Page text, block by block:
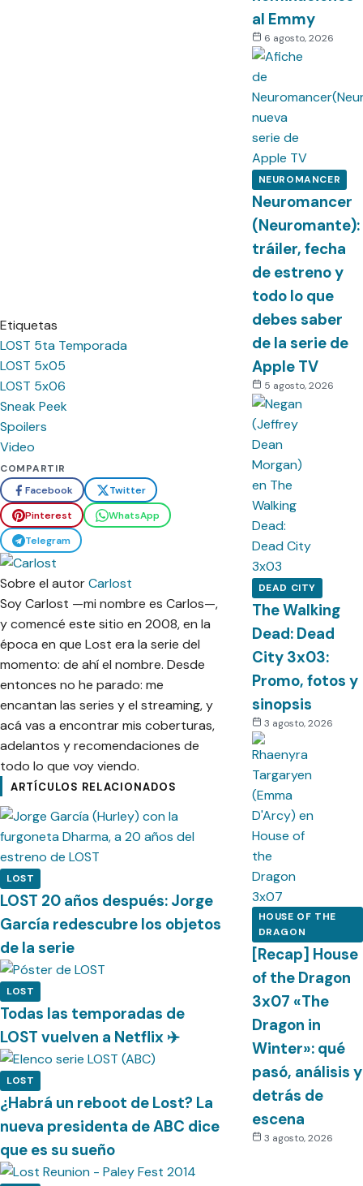
Etiquetas
LOST 5ta Temporada
LOST 5x05
LOST 5x06
Sneak Peek
Spoilers
Video
COMPARTIR
Facebook
Twitter
Pinterest
WhatsApp
Telegram
Sobre el autorCarlost
Soy Carlost —mi nombre es Carlos—,
y comencé este sitio en 2008, en la
época en que Lost era la serie del
momento: de ahí el nombre. Desde
entonces no he parado: me
encantan las series y el streaming, y
acá vas a encontrar mis coberturas,
adelantos y recomendaciones de
todo lo que voy viendo.
ARTÍCULOS RELACIONADOS
LOST
LOST 20 años después: Jorge
García redescubre los objetos
de la serie
LOST
Todas las temporadas de
LOST vuelven a Netflix ✈️
LOST
¿Habrá un reboot de Lost? La
nueva presidenta de ABC dice
que es su sueño
al Emmy
6 agosto, 2026
NEUROMANCER
Neuromancer
(Neuromante):
tráiler, fecha
de estreno y
todo lo que
debes saber
de la serie de
Apple TV
5 agosto, 2026
DEAD CITY
The Walking
Dead: Dead
City 3x03:
Promo, fotos y
sinopsis
3 agosto, 2026
HOUSE OF THE
DRAGON
[Recap] House
of the Dragon
3x07 «The
Dragon in
Winter»: qué
pasó, análisis y
detrás de
escena
3 agosto, 2026